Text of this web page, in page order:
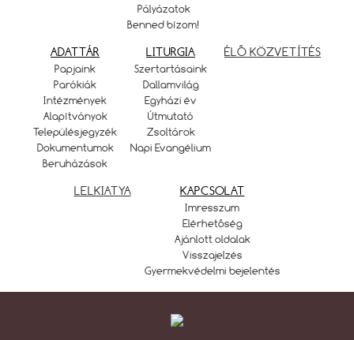
Pályázatok
Benned bízom!
ADATTÁR
Papjaink
Parókiák
Intézmények
Alapítványok
Településjegyzék
Dokumentumok
Beruházások
LITURGIA
Szertartásaink
Dallamvilág
Egyházi év
Útmutató
Zsoltárok
Napi Evangélium
ÉLŐ KÖZVETÍTÉS
LELKIATYA KAPCSOLAT
Imresszum
Elérhetőség
Ajánlott oldalak
Visszajelzés
Gyermekvédelmi bejelentés